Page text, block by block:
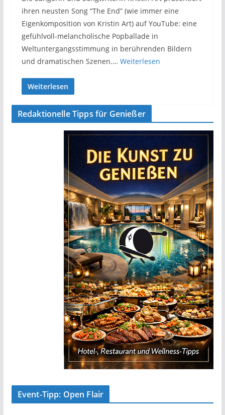
ihren neusten Song “The End” (wie immer eine
Eigenkomposition von Kristin Art) auf YouTube: eine
gefühlvoll-melancholische Popballade in
Weltuntergangsstimmung in berührenden Bildern
und dramatischen Szenen.… Weiterlesen
Weiterlesen
Redaktionelle Tipps für Genießer
Event-Tipp: Open Flair